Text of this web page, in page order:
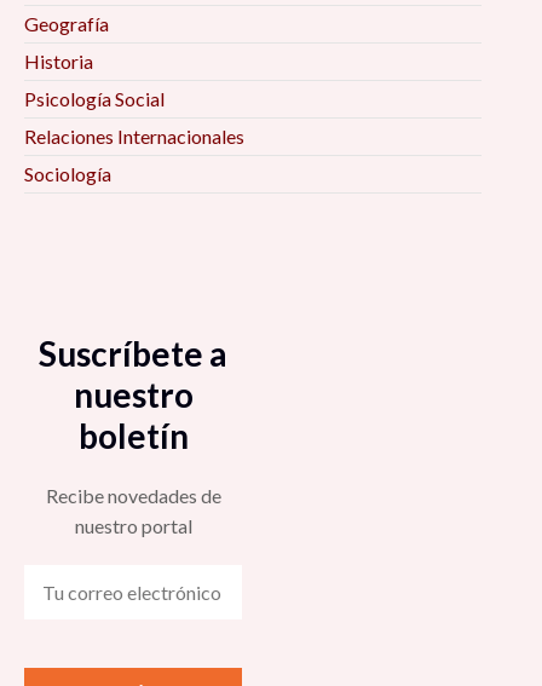
Geografía
Historia
Psicología Social
Relaciones Internacionales
Sociología
Suscríbete a
nuestro
boletín
Recibe novedades de
nuestro portal